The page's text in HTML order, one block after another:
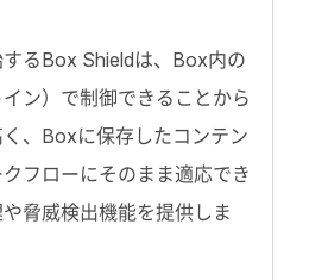
るBox Shieldは、Box内の
ン）で制御できることから
、Boxに保存したコンテン
フローにそのまま適応でき
脅威検出機能を提供しま